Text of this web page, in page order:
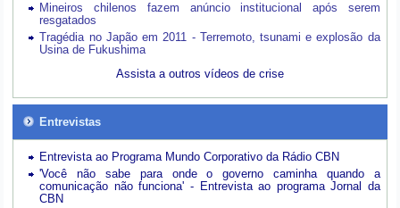
Mineiros chilenos fazem anúncio institucional após serem
resgatados
Tragédia no Japão em 2011 - Terremoto, tsunami e explosão da
Usina de Fukushima
Assista a outros vídeos de crise
Entrevistas
Entrevista ao Programa Mundo Corporativo da Rádio CBN
'Você não sabe para onde o governo caminha quando a
comunicação não funciona' - Entrevista ao programa Jornal da
CBN